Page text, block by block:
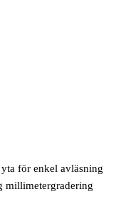
för enkel avläsning
millimetergradering